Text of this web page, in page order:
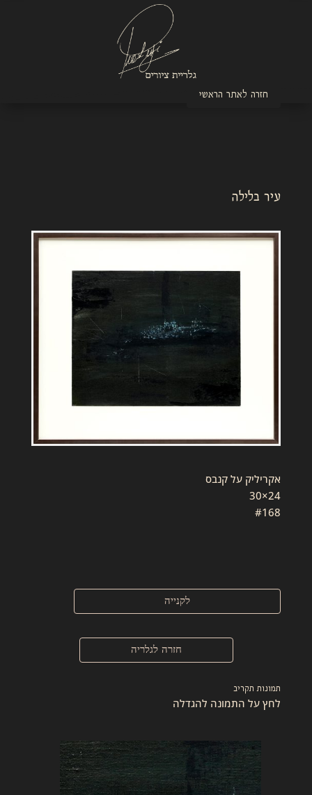
חזרה לאתר הראשי
עיר בלילה
אקריליק על קנבס
24×30
#168
לקנייה
חזרה לגלריה
תמונות תקריב
לחץ על התמונה להגדלה